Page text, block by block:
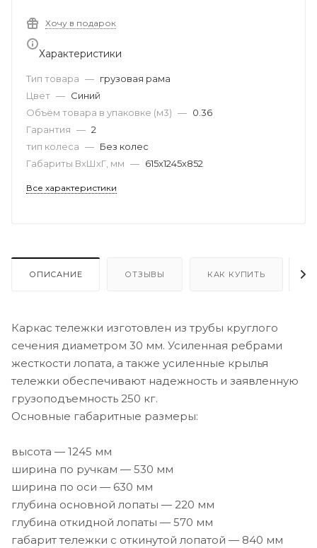
Хочу в подарок
Характеристики
Тип товара — грузовая рама
Цвет — Синий
Объём товара в упаковке (м3) — 0.36
Гарантия — 2
тип колеса — Без колес
Габариты ВхШхГ, мм — 615x1245x852
Все характеристики
ОПИСАНИЕ ОТЗЫВЫ КАК КУПИТЬ
Каркас тележки изготовлен из трубы круглого
сечения диаметром 30 мм. Усиленная ребрами
жесткости лопата, а также усиленные крылья
тележки обеспечивают надежность и заявленную
грузоподъемность 250 кг.
Основные габаритные размеры:
высота — 1245 мм
ширина по ручкам — 530 мм
ширина по оси — 630 мм
глубина основной лопаты — 220 мм
глубина откидной лопаты — 570 мм
габарит тележки с откинутой лопатой — 840 мм